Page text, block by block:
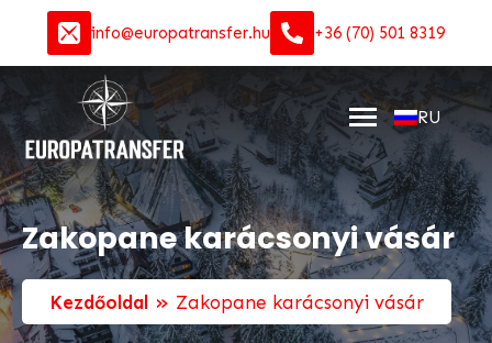
info@europatransfer.hu +36 (70) 501 8319
RU
Zakopane karácsonyi vásár
Kezdőoldal » Zakopane karácsonyi vásár